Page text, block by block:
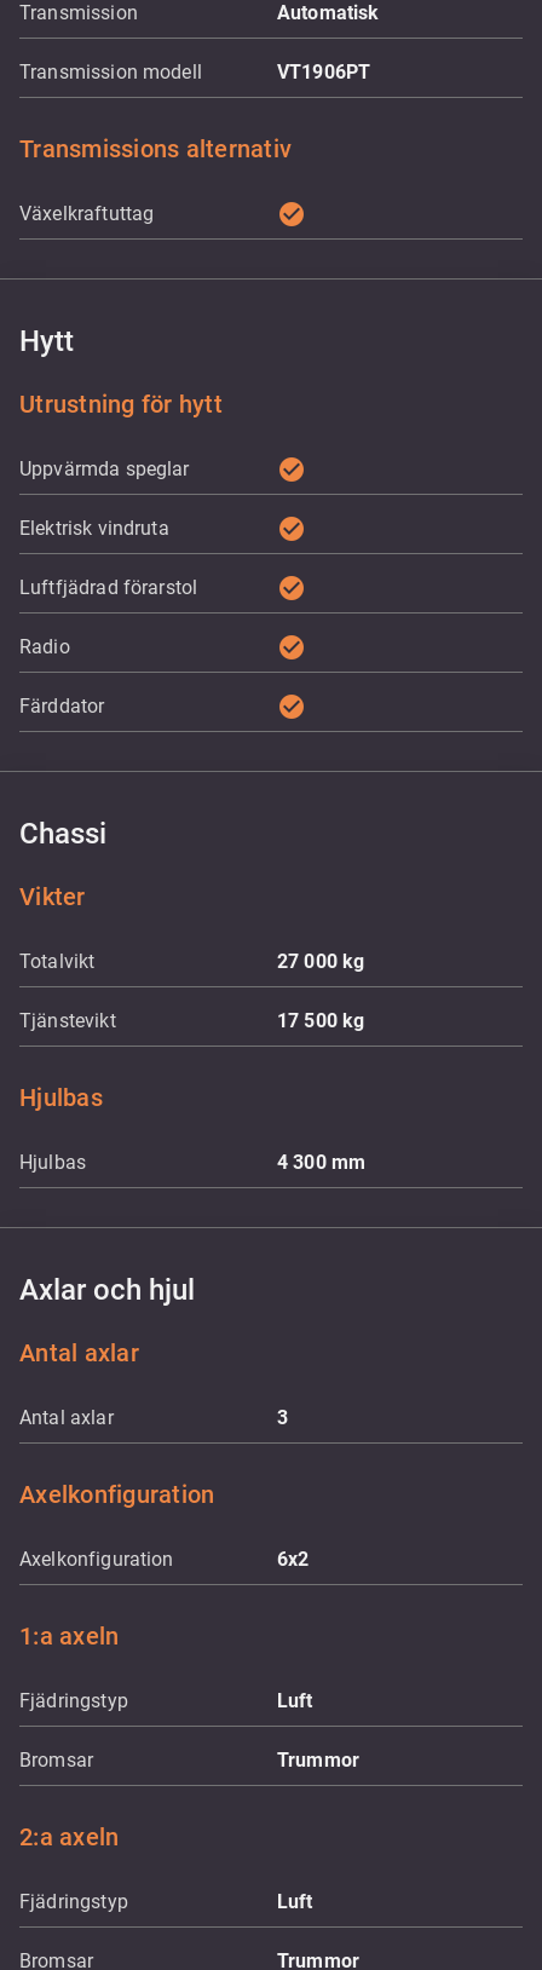
Transmission Automatisk
Transmission modell VT1906PT
Transmissions alternativ
Växelkraftuttag check_circle
Hytt
Utrustning för hytt
Uppvärmda speglar check_circle
Elektrisk vindruta check_circle
Luftfjädrad förarstol check_circle
Radio check_circle
Färddator check_circle
Chassi
Vikter
Totalvikt 27 000kg
Tjänstevikt 17 500kg
Hjulbas
Hjulbas 4 300 mm
Axlar och hjul
Antal axlar
Antal axlar 3
Axelkonfiguration
Axelkonfiguration 6x2
1:a axeln
Fjädringstyp Luft
Bromsar Trummor
2:a axeln
Fjädringstyp Luft
Bromsar Trummor